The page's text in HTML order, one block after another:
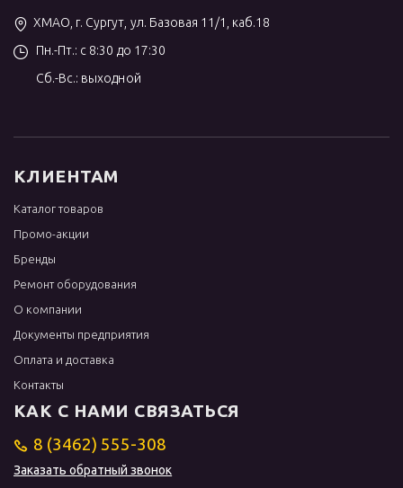
ХМАО, г. Сургут, ул. Базовая 11/1, каб.18
Пн.-Пт.: с 8:30 до 17:30
Сб.-Вс.: выходной
КЛИЕНТАМ
Каталог товаров
Промо-акции
Бренды
Ремонт оборудования
О компании
Документы предприятия
Оплата и доставка
Контакты
КАК С НАМИ СВЯЗАТЬСЯ
8 (3462) 555-308
Заказать обратный звонок